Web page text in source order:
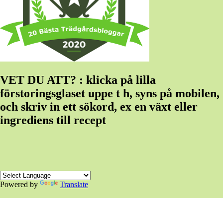
VET DU ATT? : klicka på lilla
förstoringsglaset uppe t h, syns på mobilen,
och skriv in ett sökord, ex en växt eller
ingrediens till recept
Powered by Translate